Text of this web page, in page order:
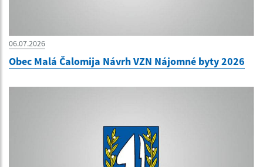
06.07.2026
Obec Malá Čalomija Návrh VZN Nájomné byty 2026